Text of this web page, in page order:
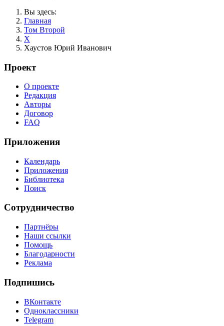
Вы здесь:
Главная
Том Второй
Х
Хаустов Юрий Иванович
Проект
О проекте
Редакция
Авторы
Договор
FAQ
Приложения
Календарь
Приложения
Библиотека
Поиск
Сотрудничество
Партнёры
Наши ссылки
Помощь
Благодарности
Реклама
Подпишись
ВКонтакте
Одноклассники
Telegram